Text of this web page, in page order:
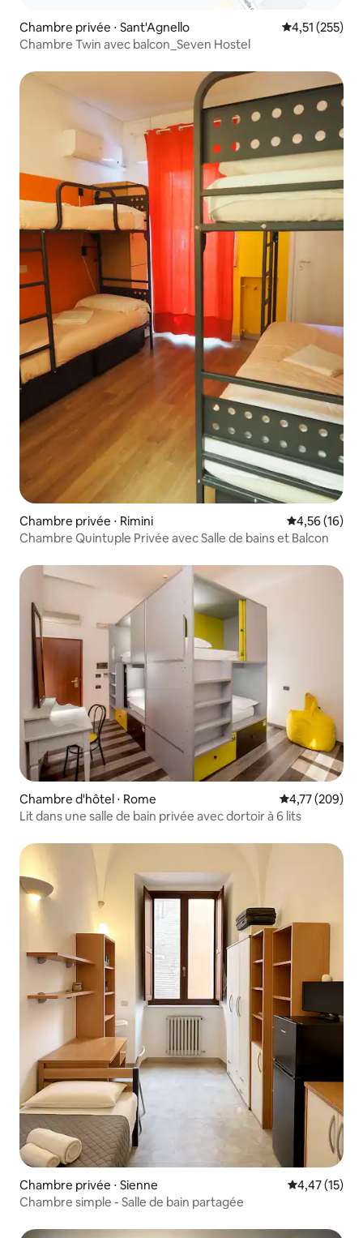
Chambre privée ⋅ Sant'Agnello Évaluation
4,51 (255)
Chambre Twin avec balcon_Seven Hostel
Chambre privée ⋅ Rimini Évaluation
4,56 (16)
Chambre Quintuple Privée avec Salle de bains et Balcon
Chambre d'hôtel ⋅ Rome Évaluation
4,77 (209)
Lit dans une salle de bain privée avec dortoir à 6 lits
Chambre privée ⋅ Sienne Évaluation
4,47 (15)
Chambre simple - Salle de bain partagée